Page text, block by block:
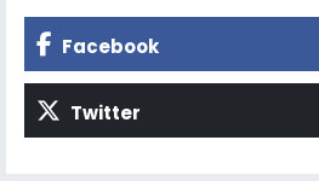
Facebook
Twitter